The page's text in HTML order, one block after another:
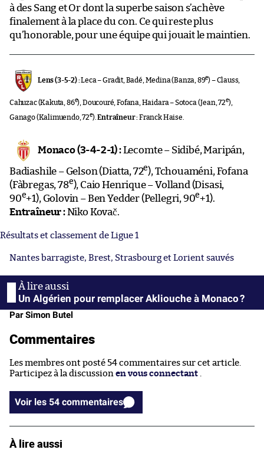
à des Sang et Or dont la superbe saison s’achève
finalement à la place du con. Ce qui reste plus
qu’honorable, pour une équipe qui jouait le maintien.
Lens (3-5-2) :Leca – Gradit, Badé, Medina (Banza, 89e) – Clauss,
Cahuzac (Kakuta, 86e), Doucouré, Fofana, Haidara – Sotoca (Jean, 72e),
Ganago (Kalimuendo, 72e).Entraîneur :Franck Haise.
Monaco (3-4-2-1) :Lecomte – Sidibé, Maripán,
Badiashile – Gelson (Diatta, 72e), Tchouaméni, Fofana
(Fàbregas, 78e), Caio Henrique – Volland (Disasi,
90e+1), Golovin – Ben Yedder (Pellegri, 90e+1).
Entraîneur :Niko Kovač.
Résultats et classement de Ligue 1
Nantes barragiste, Brest, Strasbourg et Lorient sauvés
Un Algérien pour remplacer Akliouche à Monaco ?
Par Simon Butel
Commentaires
Les membres ont posté 54 commentaires sur cet article.
Participez à la discussion en vous connectant
Voir les 54 commentaires
À lire aussi